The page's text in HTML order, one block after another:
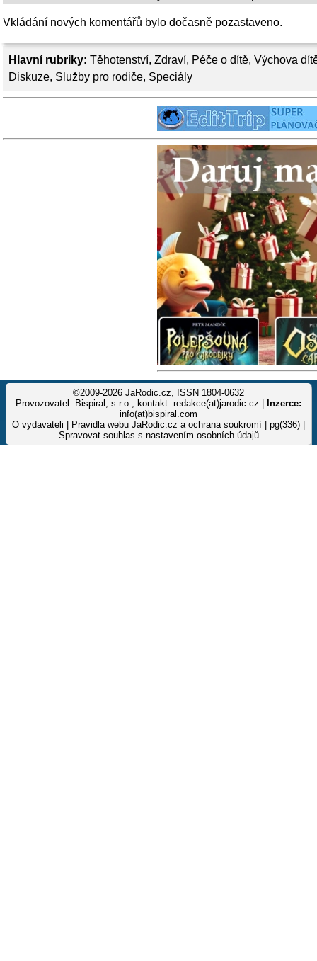
Hlavní rubriky: Těhotenství, Zdraví, Péče o dítě, Výchova
Diskuze, Služby pro rodiče, Speciály
Vkládání nových komentářů bylo dočasně pozastaveno.
©2009-2026 JaRodic.cz, ISSN 1804-0632
Provozovatel: Bispiral, s.r.o., kontakt: redakce(at)jarodic.cz |
Inzerce:
info(at)bispiral.com
O vydavateli
Pravidla webu JaRodic.cz a ochrana soukromí | pg(336) |
Spravovat souhlas s nastavením osobních údajů